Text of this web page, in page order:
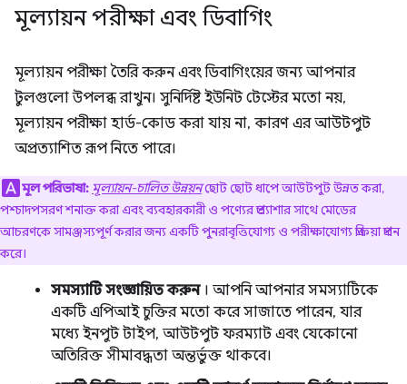
মূল্যায়ন পরীক্ষা এবং ডিবাগিং
মূল্যায়ন পরীক্ষা তৈরি করুন এবং ডিবাগিংয়ের জন্য আপনার
টুলগুলো উপলব্ধ রাখুন। সুনির্দিষ্ট ইউনিট টেস্টের মতো নয়,
মূল্যায়ন পরীক্ষা হার্ড-কোড করা যায় না, কারণ এর আউটপুট
অপ্রত্যাশিত রূপ নিতে পারে।
মূল পরিভাষা: মূল্যায়ন-চালিত উন্নয়নছোট ছোট ধাপে আউটপুট উন্নত করা,
পশ্চাদপসরণ শনাক্ত করা এবং ব্যবহারকারী ও পণ্যের প্রত্যাশার সাথে মোডের
আচরণকে সামঞ্জস্যপূর্ণ করার জন্য একটি পুনরাবৃত্তিযোগ্য ও পরীক্ষাযোগ্য প্রক্রিয়া প্রদান
করে।
সমস্যাটি সংজ্ঞায়িত করুন। আপনি আপনার সমস্যাটিকে
একটি এপিআই চুক্তির মতো করে সাজাতে পারেন, যার
মধ্যে ইনপুট টাইপ, আউটপুট ফরম্যাট এবং যেকোনো
অতিরিক্ত সীমাবদ্ধতা অন্তর্ভুক্ত থাকবে।